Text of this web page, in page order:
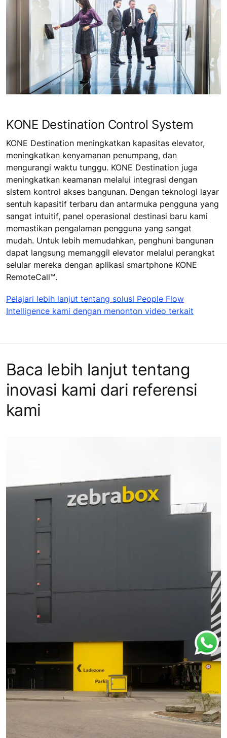
KONE Destination Control System
KONE Destination meningkatkan kapasitas elevator,
meningkatkan kenyamanan penumpang, dan
mengurangi waktu tunggu. KONE Destination juga
meningkatkan keamanan melalui integrasi dengan
sistem kontrol akses bangunan. Dengan teknologi layar
sentuh kapasitif terbaru dan antarmuka pengguna yang
sangat intuitif, panel operasional destinasi baru kami
memastikan pengalaman pengguna yang sangat
mudah. Untuk lebih memudahkan, penghuni bangunan
dapat langsung memanggil elevator melalui perangkat
selular mereka dengan aplikasi smartphone KONE
RemoteCall™.
Pelajari lebih lanjut tentang solusi People Flow
Intelligence kami dengan menonton video terkait
Baca lebih lanjut tentang
inovasi kami dari referensi
kami